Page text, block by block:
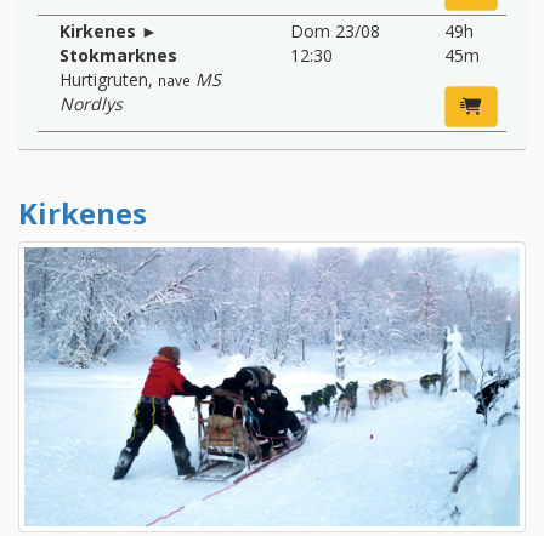
Kirkenes ►
Stokmarknes
Hurtigruten, nave MS
Nordlys
Dom 23/08
12:30
49h
45m
Kirkenes